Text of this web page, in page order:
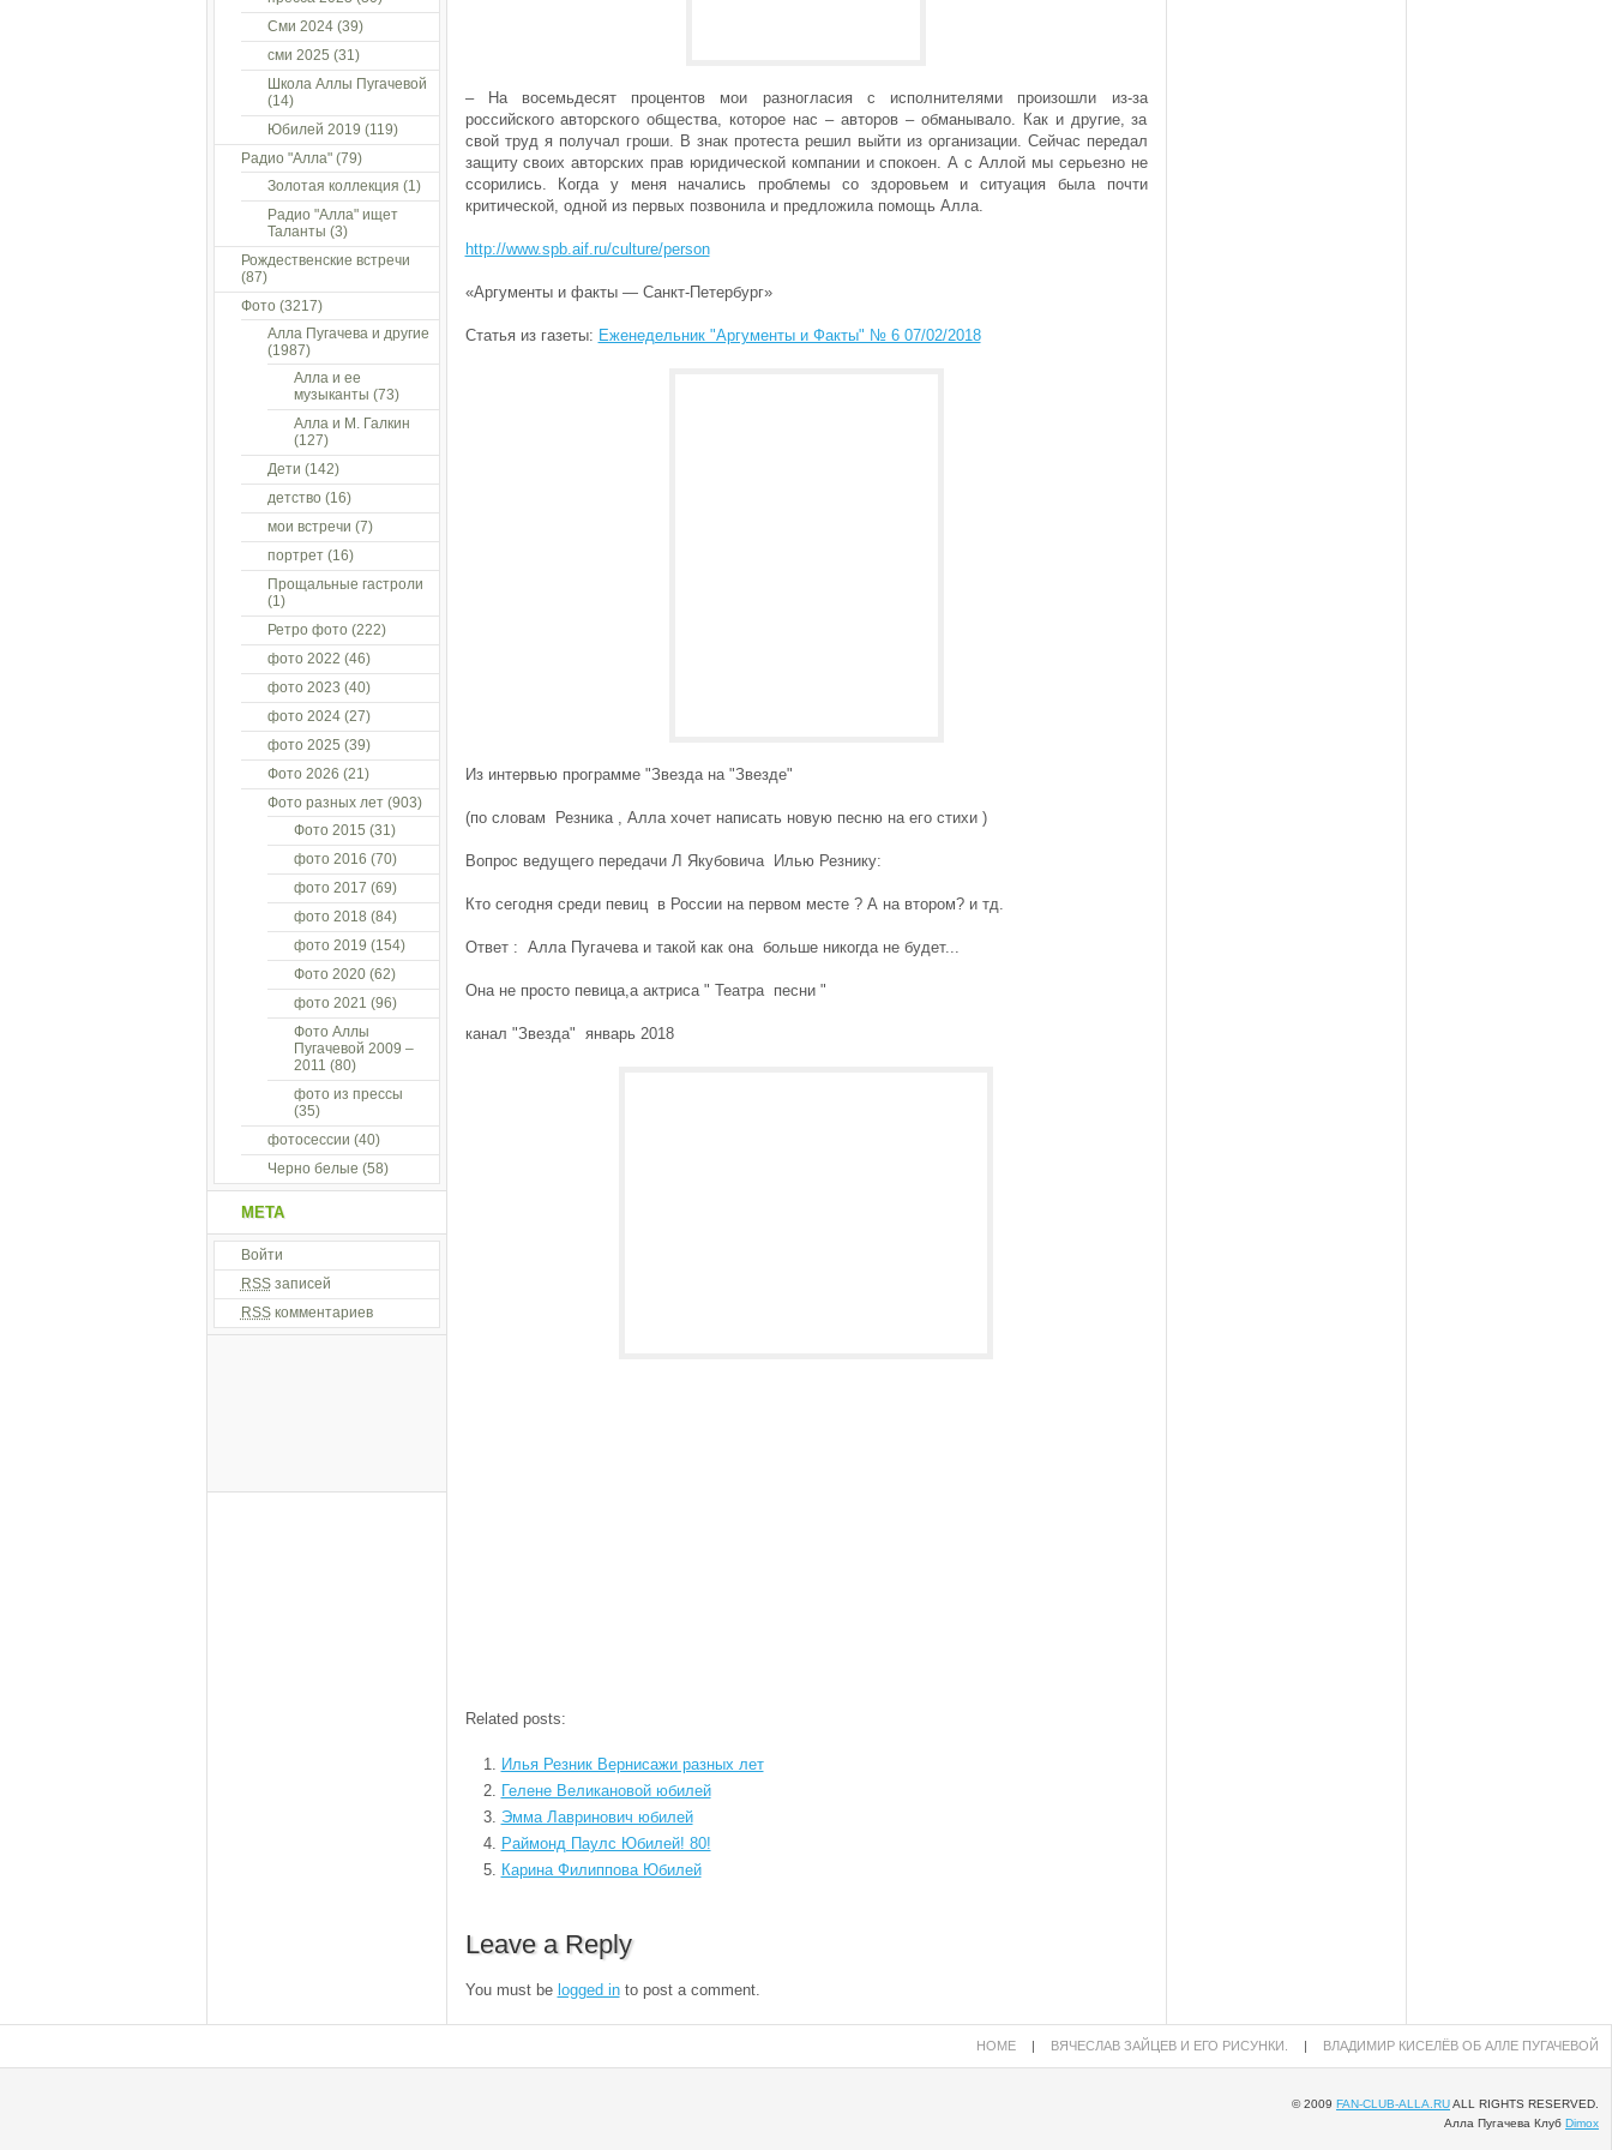
– На восемьдесят процентов мои разногласия с исполнителями произошли из-за
российского авторского общества, которое нас – авторов – обманывало. Как и другие, за
свой труд я получал гроши. В знак протеста решил выйти из организации. Сейчас передал
защиту своих авторских прав юридической компании и спокоен. А с Аллой мы серьезно не
ссорились. Когда у меня начались проблемы со здоровьем и ситуация была почти
критической, одной из первых позвонила и предложила помощь Алла.
http://www.spb.aif.ru/culture/person
«Аргументы и факты — Санкт-Петербург»
Статья из газеты: Еженедельник "Аргументы и Факты" № 6 07/02/2018
Из интервью программе "Звезда на "Звезде"
(по словам Резника , Алла хочет написать новую песню на его стихи )
Вопрос ведущего передачи Л Якубовича Илью Резнику:
Кто сегодня среди певиц в России на первом месте ? А на втором? и тд.
Ответ : Алла Пугачева и такой как она больше никогда не будет...
Она не просто певица,а актриса " Театра песни "
канал "Звезда" январь 2018
Related posts:
Илья Резник Вернисажи разных лет
Гелене Великановой юбилей
Эмма Лавринович юбилей
Раймонд Паулс Юбилей! 80!
Карина Филиппова Юбилей
Leave a Reply
You must be logged into post a comment.
Сми 2024(39)
сми 2025 (31)
Школа Аллы Пугачевой
(14)
Юбилей 2019 (119)
Радио "Алла"(79)
Золотая коллекция (1)
Радио "Алла" ищет
Таланты (3)
Рождественские встречи
(87)
Фото (3217)
Алла Пугачева и другие
(1987)
Алла и ее
музыканты (73)
Алла и М. Галкин
(127)
Дети (142)
детство (16)
мои встречи (7)
портрет(16)
Прощальные гастроли
(1)
Ретро фото (222)
фото 2022 (46)
фото 2023 (40)
фото 2024(27)
фото 2025 (39)
Фото 2026 (21)
Фото разных лет(903)
Фото 2015 (31)
фото 2016 (70)
фото 2017 (69)
фото 2018 (84)
фото 2019 (154)
Фото 2020(62)
фото 2021 (96)
Фото Аллы
Пугачевой 2009 –
2011 (80)
фото из прессы
(35)
фотосессии (40)
Черно белые (58)
МЕТА
Войти
RSSзаписей
RSSкомментариев
HOME | ВЯЧЕСЛАВ ЗАЙЦЕВ И ЕГО РИСУНКИ. | ВЛАДИМИР КИСЕЛЁВ ОБ АЛЛЕ ПУГАЧЕВОЙ
© 2009 FAN-CLUB-ALLA.RUALL RIGHTS RESERVED.
Алла Пугачева Клуб Dimox